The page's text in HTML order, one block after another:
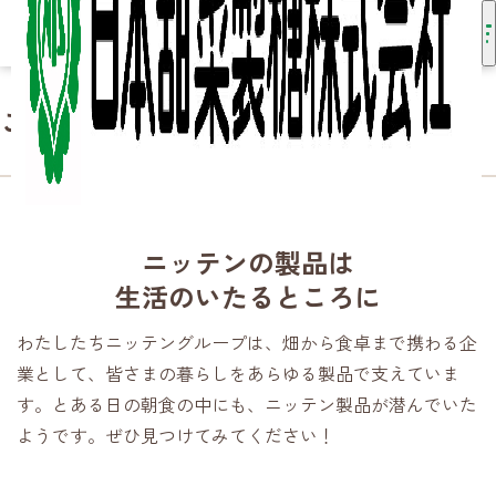
こんなところにニッテン
ニッテンの製品は
生活のいたるところに
わたしたちニッテングループは、畑から食卓まで携わる企
業として、皆さまの暮らしをあらゆる製品で支えていま
す。とある日の朝食の中にも、ニッテン製品が潜んでいた
ようです。ぜひ見つけてみてください！